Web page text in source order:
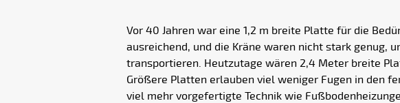
Vor 40 Jahren war eine 1,2 m breite Platte für die
ausreichend, und die Kräne waren nicht stark genug,
transportieren. Heutzutage wären 2,4 Meter breite
Größere Platten erlauben viel weniger Fugen in den
viel mehr vorgefertigte Technik wie